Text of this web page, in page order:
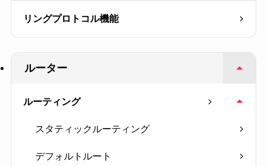
リングプロトコル機能
ルーター
ルーティング
スタティックルーティング
デフォルトルート